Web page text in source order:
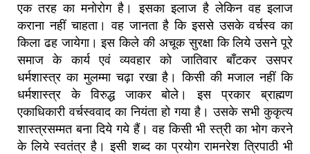
एक तरह का मनोरोग है। इसका इलाज है लेकिन वह इलाज
कराना नहीं चाहता। वह जानता है कि इससे उसके वर्चस्व का
किला ढह जायेगा। इस किले की अचूक सुरक्षा कि लिये उसने पूरे
समाज के कार्य एवं व्यवहार को जातिवार बाँटकर उसपर
धर्मशास्त्र का मुलम्मा चढ़ा रखा है। किसी की मजाल नहीं कि
धर्मशास्त्र के विरुद्ध जाकर बोले। इस प्रकार ब्राह्मण
एकाधिकारी वर्चस्ववाद का नियंता हो गया है। उसके सभी कुकृत्य
शास्त्रसम्मत बना दिये गये हैं। वह किसी भी स्त्री का भोग करने
के लिये स्वतंत्र है। इसी शब्द का प्रयोग रामनरेश त्रिपाठी भी